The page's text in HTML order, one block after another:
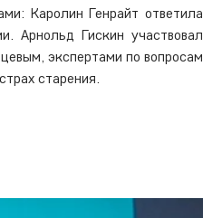
Каролин Генрайт ответила
Арнольд Гискин участвовал
экспертами по вопросам
старения.